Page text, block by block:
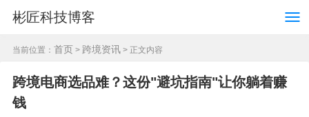
彬匠科技博客
当前位置： 首页 > 跨境资讯 > 正文内容
跨境电商选品难？这份"避坑指南"让你躺着赚
钱